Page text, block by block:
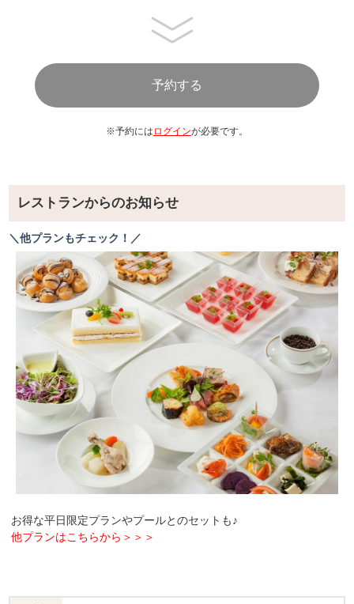
ターメリックライス
白飯
白菜とキノコのクリーム煮（とりほぐし・きのこ）
【デザート各種】
【ドリンク各種】
＊メニュー内容は予告なく変更になる場合がございます
※予約には ログインが必要です。
レストランからのお知らせ
＼他プランもチェック！／
お得な平日限定プランやプールとのセットも♪
他プランはこちらから＞＞＞